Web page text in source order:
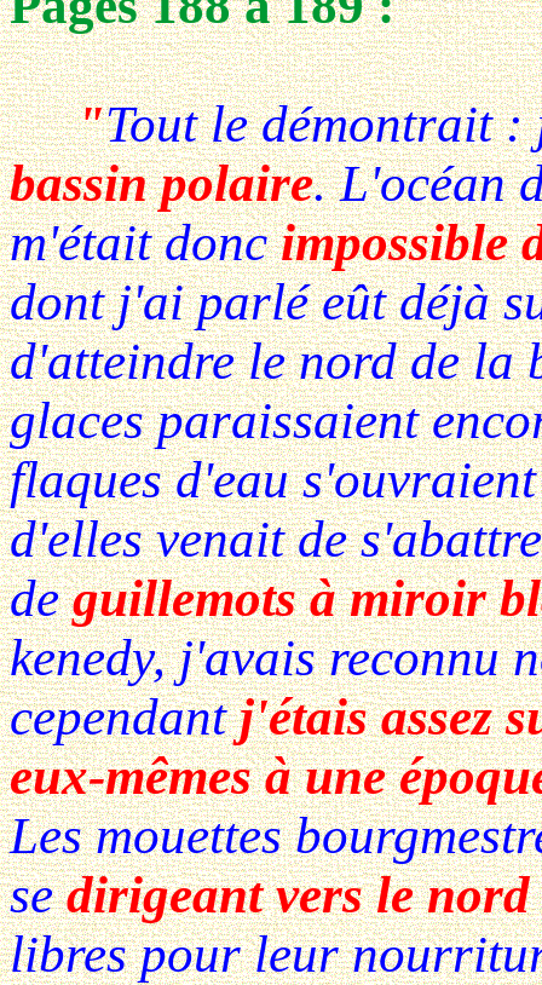
"Tout le démontrait
bassin polaire. L'océan
m'était donc impossible
dont j'ai parlé eût déjà
d'atteindre le nord de la
glaces paraissaient
flaques d'eau
d'elles venait de
deguillemots à miroir
kenedy, j'avais reconnu
cependantj'étais assez
eux-mêmes à une
Les mouettes
sedirigeant vers le nord
libres pour leur